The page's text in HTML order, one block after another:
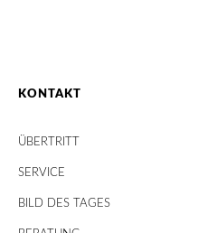
KONTAKT
ÜBERTRITT
SERVICE
BILD DES TAGES